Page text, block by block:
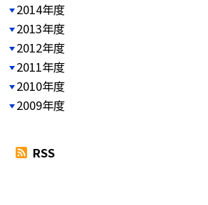
2014年度
2013年度
2012年度
2011年度
2010年度
2009年度
RSS